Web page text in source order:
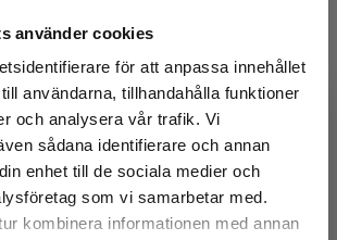
använder cookies
för att anpassa innehållet
användarna, tillhandahålla funktioner
och analysera vår trafik. Vi
sådana identifierare och annan
enhet till de sociala medier och
som vi samarbetar med.
kombinera informationen med annan
fraktregion
hemmet vid komplexa vårdbehov
M (red.)